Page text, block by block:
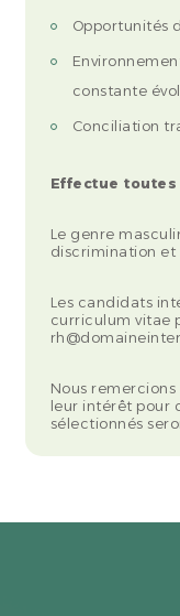
Opportunités
constante
Conciliation
Effectue
Le genre
discrimination et
Les candidats
curriculum vitae
Nous
leur intérêt pour
sélectionnés